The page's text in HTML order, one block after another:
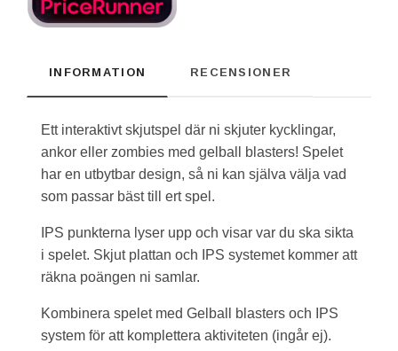
INFORMATION RECENSIONER
Ett interaktivt skjutspel där ni skjuter kycklingar,
ankor eller zombies med gelball blasters! Spelet
har en utbytbar design, så ni kan själva välja vad
som passar bäst till ert spel.
IPS punkterna lyser upp och visar var du ska sikta
i spelet. Skjut plattan och IPS systemet kommer att
räkna poängen ni samlar.
Kombinera spelet med Gelball blasters och IPS
system för att komplettera aktiviteten (ingår ej).